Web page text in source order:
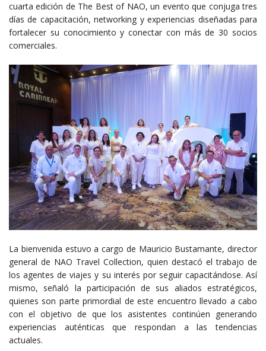
cuarta edición de The Best of NAO, un evento que conjuga tres
días de capacitación, networking y experiencias diseñadas para
fortalecer su conocimiento y conectar con más de 30 socios
comerciales.
La bienvenida estuvo a cargo de Mauricio Bustamante, director
general de NAO Travel Collection, quien destacó el trabajo de
los agentes de viajes y su interés por seguir capacitándose. Así
mismo, señaló la participación de sus aliados estratégicos,
quienes son parte primordial de este encuentro llevado a cabo
con el objetivo de que los asistentes continúen generando
experiencias auténticas que respondan a las tendencias
actuales.